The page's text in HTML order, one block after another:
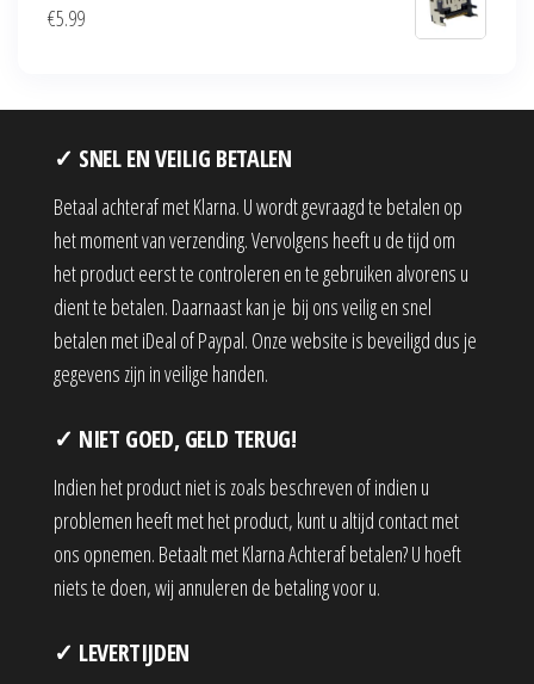
€5.99
✓ SNEL EN VEILIG BETALEN
Betaal achteraf met Klarna. U wordt gevraagd te betalen op
het moment van verzending. Vervolgens heeft u de tijd om
het product eerst te controleren en te gebruiken alvorens u
dient te betalen. Daarnaast kan je bij ons veilig en snel
betalen met iDeal of Paypal. Onze website is beveiligd dus je
gegevens zijn in veilige handen.
✓ NIET GOED, GELD TERUG!
Indien het product niet is zoals beschreven of indien u
problemen heeft met het product, kunt u altijd contact met
ons opnemen. Betaalt met Klarna Achteraf betalen? U hoeft
niets te doen, wij annuleren de betaling voor u.
✓ LEVERTIJDEN